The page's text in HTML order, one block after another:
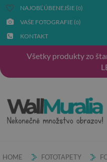
NAJOBĽÚBENEJŠIE (0)
VAŠE FOTOGRAFIE (0)
KONTAKT
Všetky produkty zo
HOME FOTOTAPETY